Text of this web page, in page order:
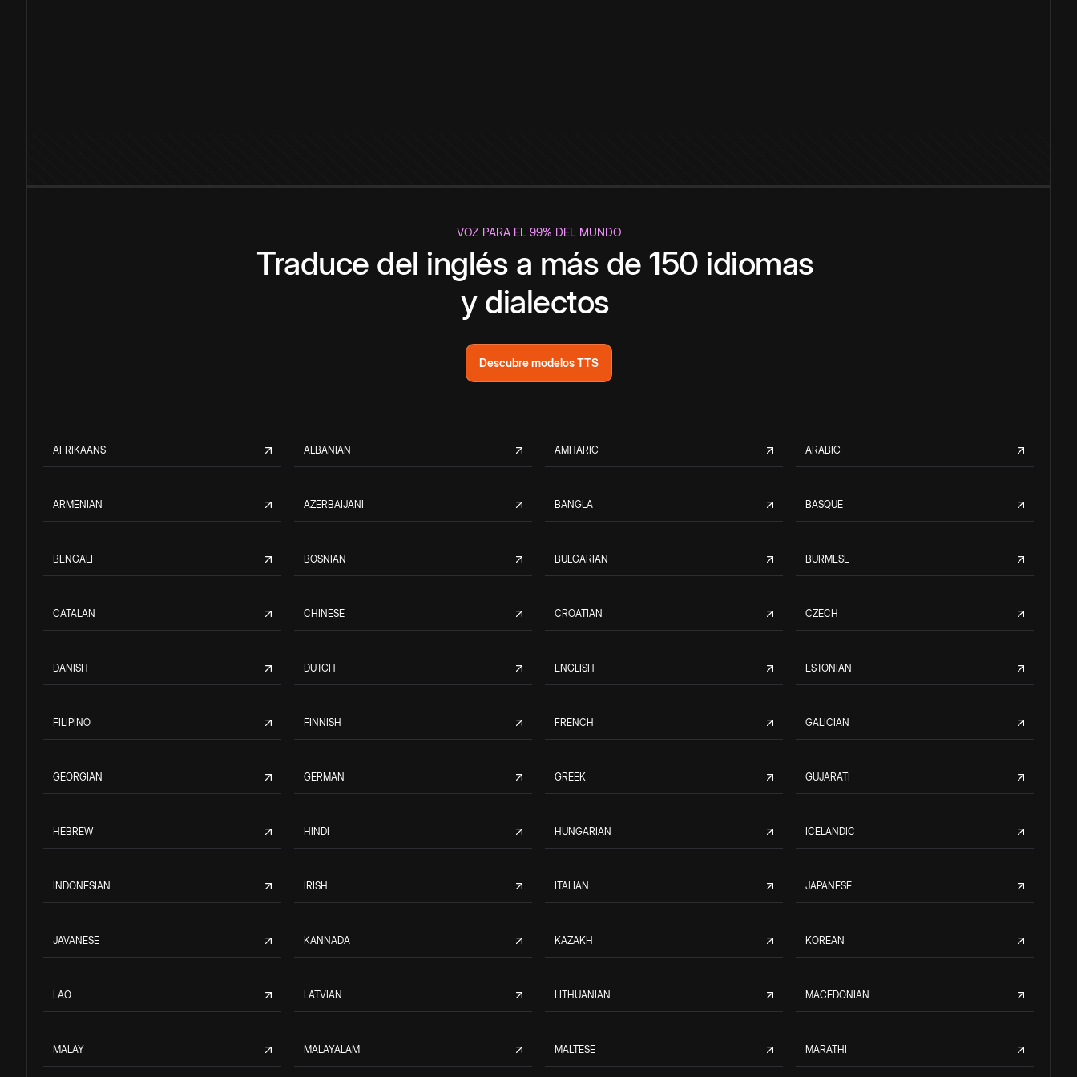
VOZ PARA EL 99% DEL MUNDO
Traduce del inglés a más de 150 idiomas
y dialectos
Descubre modelos TTS
AFRIKAANS ALBANIAN AMHARIC ARABIC
ARMENIAN AZERBAIJANI BANGLA BASQUE
BENGALI BOSNIAN BULGARIAN BURMESE
CATALAN CHINESE CROATIAN CZECH
DANISH DUTCH ENGLISH ESTONIAN
FILIPINO FINNISH FRENCH GALICIAN
GEORGIAN GERMAN GREEK GUJARATI
HEBREW HINDI HUNGARIAN ICELANDIC
INDONESIAN IRISH ITALIAN JAPANESE
JAVANESE KANNADA KAZAKH KOREAN
LAO LATVIAN LITHUANIAN MACEDONIAN
MALAY MALAYALAM MALTESE MARATHI